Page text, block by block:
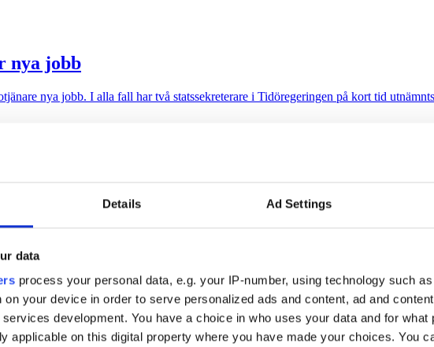
Details Ad Settings
data
process your personal data, e.g. your IP-number, using technology such
your device in order to serve personalized ads and content, ad and
development. You have a choice in who uses your data and for what
applicable on this digital property where you have made your choices. You
nya jobb
nya jobb. I alla fall har två statssekreterare i Tidöregeringen på kort tid
som pa-chef.